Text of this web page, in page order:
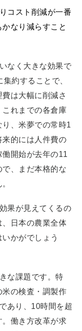
コスト削減が一番
なり減らすこと
なく大きな効果で
約することで、
は大幅に削減さ
れまでの各倉庫
、米夢での常時1
的には人件費の
開始が去年の11
、まだ本格的な
果が見えてくるの
日本の農業全体
かがでしょう
な課題です。特
の検査・調製作
あり、10時間を超
。働き方改革が求